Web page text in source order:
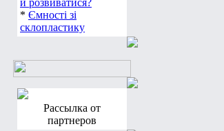
й розвиватися?
* Ємності зі
склопластику
Рассылка от
партнеров